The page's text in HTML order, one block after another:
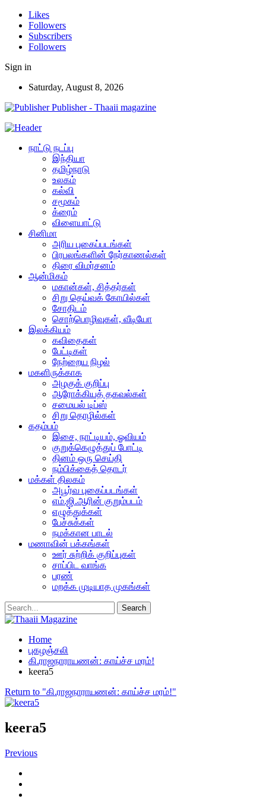
Likes
Followers
Subscribers
Followers
Sign in
Saturday, August 8, 2026
Publisher - Thaaii magazine
நாட்டு நடப்பு
இந்தியா
தமிழ்நாடு
உலகம்
கல்வி
சமூகம்
க்ரைம்
விளையாட்டு
சினிமா
அரிய புகைப்படங்கள்
பிரபலங்களின் நேர்காணல்கள்
திரை விமர்சனம்
ஆன்மிகம்
மகான்கள், சித்தர்கள்
சிறு தெய்வக் கோயில்கள்
சோதிடம்
சொற்பொழிவுகள், வீடியோ
இலக்கியம்
கவிதைகள்
பேட்டிகள்
நேற்றைய நிழல்
மகளிருக்காக
அழகுக் குறிப்பு
ஆரோக்கியத் தகவல்கள்
சமையல் டிப்ஸ்
சிறு தொழில்கள்
கதம்பம்
இசை, நாட்டியம், ஓவியம்
குறுக்கெழுத்துப் போட்டி
தினம் ஒரு செய்தி
நம்பிக்கைத் தொடர்
மக்கள் திலகம்
அபூர்வ புகைப்படங்கள்
எம்.ஜி.ஆரின் குறும்படம்
எழுத்துக்கள்
பேச்சுக்கள்
நமக்கான பாடல்
மணாவின் பக்கங்கள்
ஊர் சுற்றிக் குறிப்புகள்
சாப்பிட வாங்க
பரண்
மறக்க முடியாத முகங்கள்
Home
புகழஞ்சலி
கி.ராஜநாராயணன்: காய்ச்ச மரம்!
keera5
Return to "கி.ராஜநாராயணன்: காய்ச்ச மரம்!"
keera5
Previous